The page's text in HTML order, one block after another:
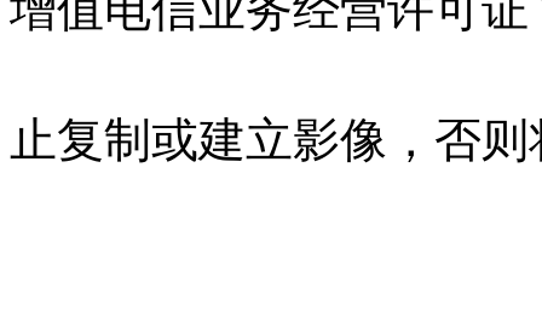
止复制或建立影像，否